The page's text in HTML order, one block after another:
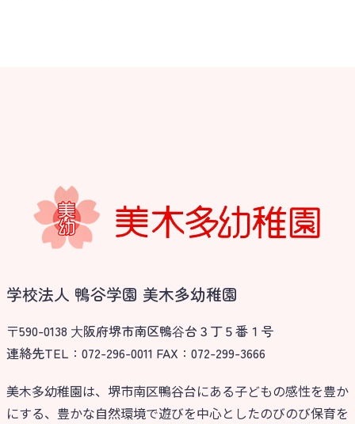
学校法人 鴨谷学園 美木多幼稚園
〒590-0138 ⼤阪府堺市南区鴨⾕台３丁５番１号
連絡先TEL：072-296-0011 FAX：072-299-3666
美木多幼稚園は、堺市南区鴨谷台にある子どもの感性を豊か
にする、豊かな自然環境で遊びを中心としたのびのび保育を